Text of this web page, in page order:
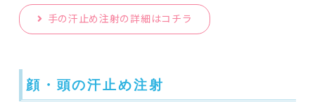
手の汗止め注射の詳細はコチラ
顔・頭の汗止め注射